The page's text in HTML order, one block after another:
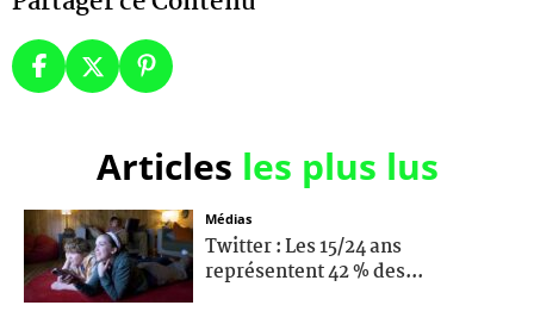
Articles les plus lus
Médias
Twitter : Les 15/24 ans
représentent 42 % des...